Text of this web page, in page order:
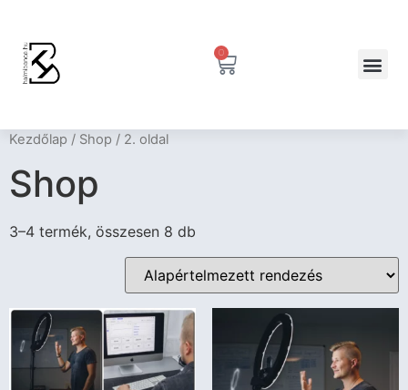
0
Kezdőlap / Shop / 2. oldal
Shop
3–4 termék, összesen 8 db